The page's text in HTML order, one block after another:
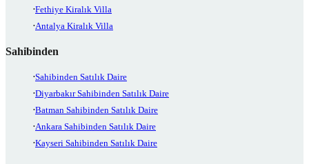
Fethiye Kiralık Villa
Antalya Kiralık Villa
Sahibinden
Sahibinden Satılık Daire
Diyarbakır Sahibinden Satılık Daire
Batman Sahibinden Satılık Daire
Ankara Sahibinden Satılık Daire
Kayseri Sahibinden Satılık Daire